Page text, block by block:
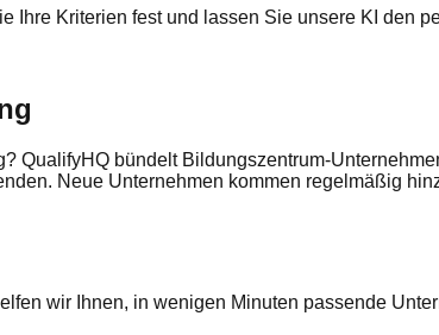
Ihre Kriterien fest und lassen Sie unsere KI den
QualifyHQ bündelt Bildungszentrum-
Neue Unternehmen kommen regelmäßig
wir Ihnen, in wenigen Minuten passende